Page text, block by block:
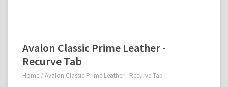
Avalon Classic Prime Leather -
Recurve Tab
Home / Avalon Classic Prime Leather - Recurve Tab